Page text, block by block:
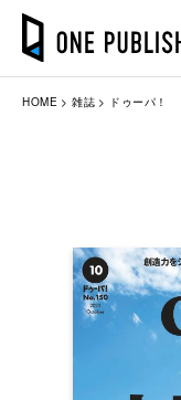
HOME 雑誌 ドゥーパ！